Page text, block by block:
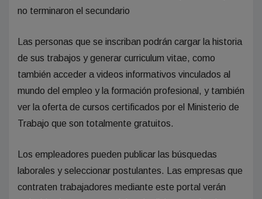
no terminaron el secundario
Las personas que se inscriban podrán cargar la historia
de sus trabajos y generar curriculum vitae, como
también acceder a videos informativos vinculados al
mundo del empleo y la formación profesional, y también
ver la oferta de cursos certificados por el Ministerio de
Trabajo que son totalmente gratuitos.
Los empleadores pueden publicar las búsquedas
laborales y seleccionar postulantes. Las empresas que
contraten trabajadores mediante este portal verán